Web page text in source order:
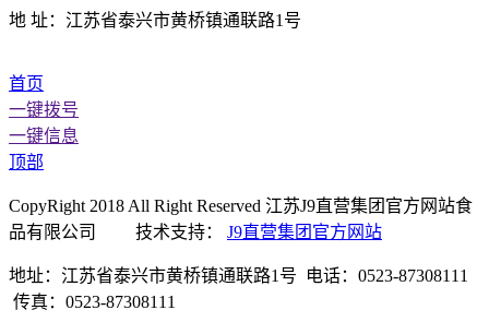
地 址：江苏省泰兴市黄桥镇通联路1号
首页
一键拨号
一键信息
顶部
CopyRight 2018 All Right Reserved 江苏J9直营集团官方网站食
品有限公司 技术支持： J9直营集团官方网站
地址：江苏省泰兴市黄桥镇通联路1号 电话：0523-87308111
传真：0523-87308111